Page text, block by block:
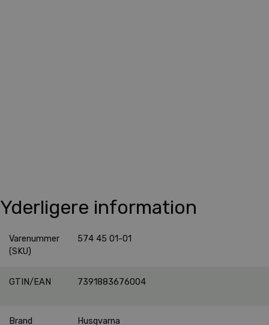
Yderligere information
Varenummer
(SKU)
574 45 01-01
GTIN/EAN 7391883676004
Brand Husqvarna